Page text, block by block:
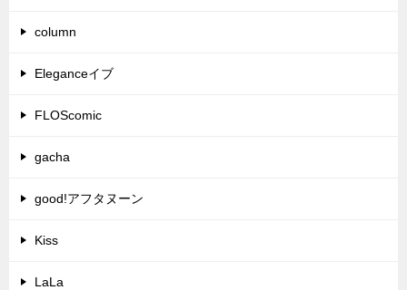
column
Eleganceイブ
FLOScomic
gacha
good!アフタヌーン
Kiss
LaLa